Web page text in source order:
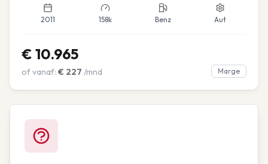
2011 158k Benz Aut
€ 10.965
of vanaf: € 227 /mnd Marge